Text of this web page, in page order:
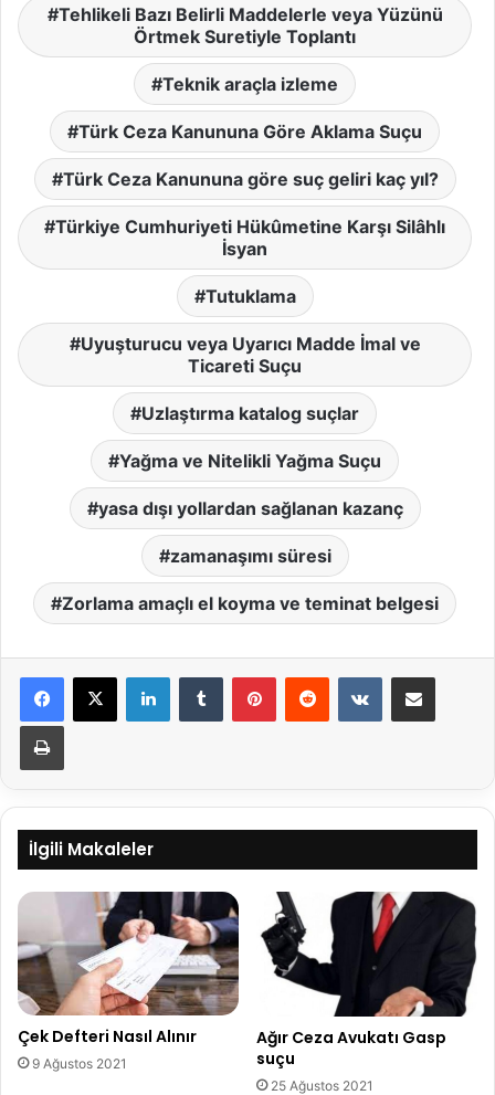
Tehlikeli Bazı Belirli Maddelerle veya Yüzünü
Örtmek Suretiyle Toplantı
Teknik araçla izleme
Türk Ceza Kanununa Göre Aklama Suçu
Türk Ceza Kanununa göre suç geliri kaç yıl?
Türkiye Cumhuriyeti Hükûmetine Karşı Silâhlı
İsyan
Tutuklama
Uyuşturucu veya Uyarıcı Madde İmal ve
Ticareti Suçu
Uzlaştırma katalog suçlar
Yağma ve Nitelikli Yağma Suçu
yasa dışı yollardan sağlanan kazanç
zamanaşımı süresi
Zorlama amaçlı el koyma ve teminat belgesi
LinkedInTumblr PinterestReddit VKontakteE-Posta ile paylaş
Yazdır
İlgili Makaleler
Çek Defteri Nasıl Alınır
9 Ağustos 2021
Ağır Ceza Avukatı Gasp
suçu
25 Ağustos 2021